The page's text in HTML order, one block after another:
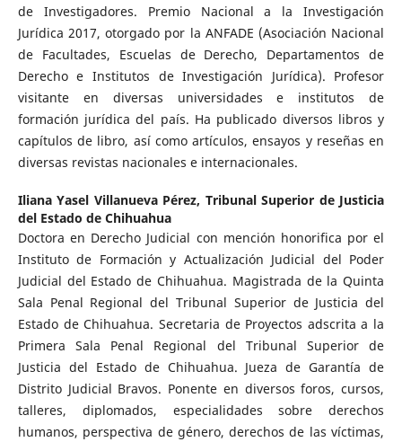
de Investigadores. Premio Nacional a la Investigación
Jurídica 2017, otorgado por la ANFADE (Asociación Nacional
de Facultades, Escuelas de Derecho, Departamentos de
Derecho e Institutos de Investigación Jurídica). Profesor
visitante en diversas universidades e institutos de
formación jurídica del país. Ha publicado diversos libros y
capítulos de libro, así como artículos, ensayos y reseñas en
diversas revistas nacionales e internacionales.
Iliana Yasel Villanueva Pérez, Tribunal Superior de Justicia
del Estado de Chihuahua
Doctora en Derecho Judicial con mención honorifica por el
Instituto de Formación y Actualización Judicial del Poder
Judicial del Estado de Chihuahua. Magistrada de la Quinta
Sala Penal Regional del Tribunal Superior de Justicia del
Estado de Chihuahua. Secretaria de Proyectos adscrita a la
Primera Sala Penal Regional del Tribunal Superior de
Justicia del Estado de Chihuahua. Jueza de Garantía de
Distrito Judicial Bravos. Ponente en diversos foros, cursos,
talleres, diplomados, especialidades sobre derechos
humanos, perspectiva de género, derechos de las víctimas,